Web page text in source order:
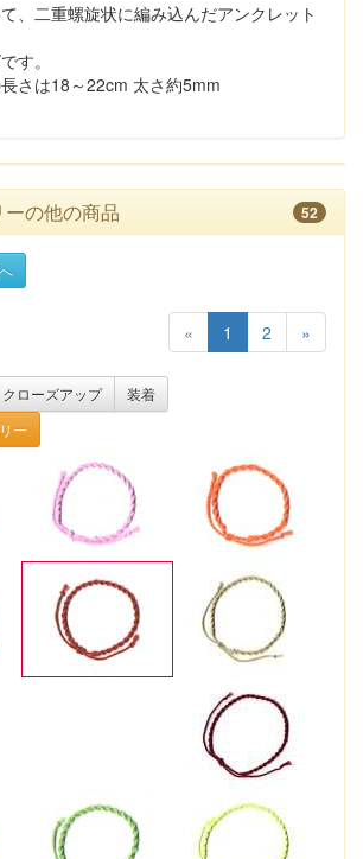
、二重螺旋状に編み込んだアンクレット
す。
さは18～22cm 太さ約5mm
の他の商品 52
« 1 2 »
クローズアップ
装着
ー